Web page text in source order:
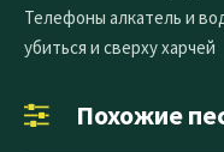
Телефоны алкатель и
убиться и сверху харчей
Похожие